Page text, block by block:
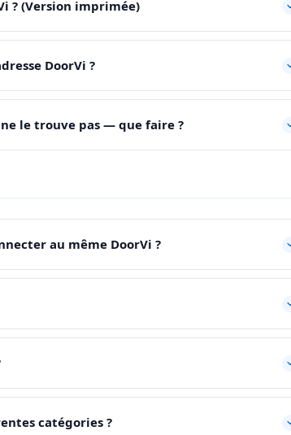
? (Version imprimée)
DoorVi ?
le trouve pas — que faire ?
au même DoorVi ?
catégories ?